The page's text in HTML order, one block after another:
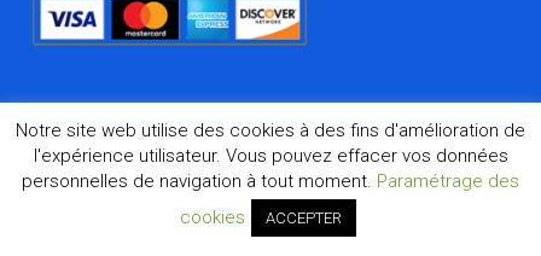
©2026 Dharma.fr, la boutique de l'Asie à Marseille depuis
1998
Notre site web utilise des cookies à des fins d'amélioration de
l'expérience utilisateur. Vous pouvez effacer vos données
personnelles de navigation à tout moment. Paramétrage des
cookies
ACCEPTER